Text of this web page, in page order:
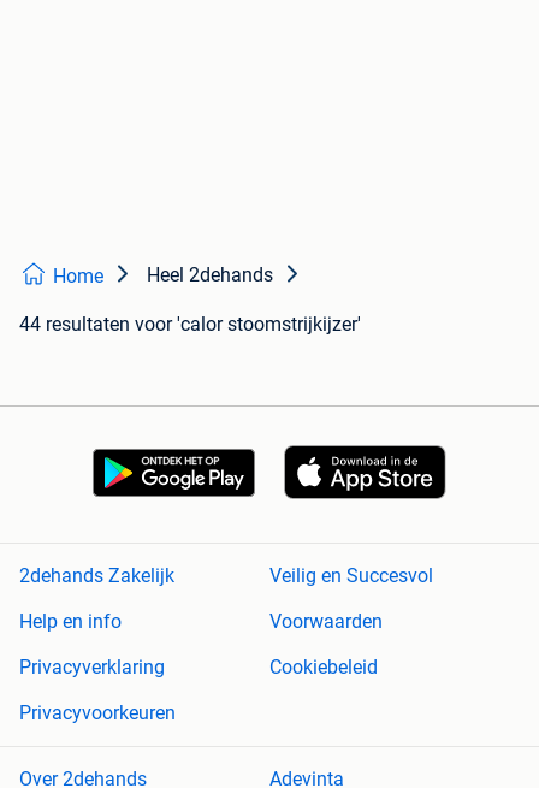
Home Heel 2dehands
44 resultaten voor 'calor stoomstrijkijzer'
2dehands Zakelijk
Veilig en Succesvol
Help en info
Voorwaarden
Privacyverklaring
Cookiebeleid
Privacyvoorkeuren
Over 2dehands Adevinta